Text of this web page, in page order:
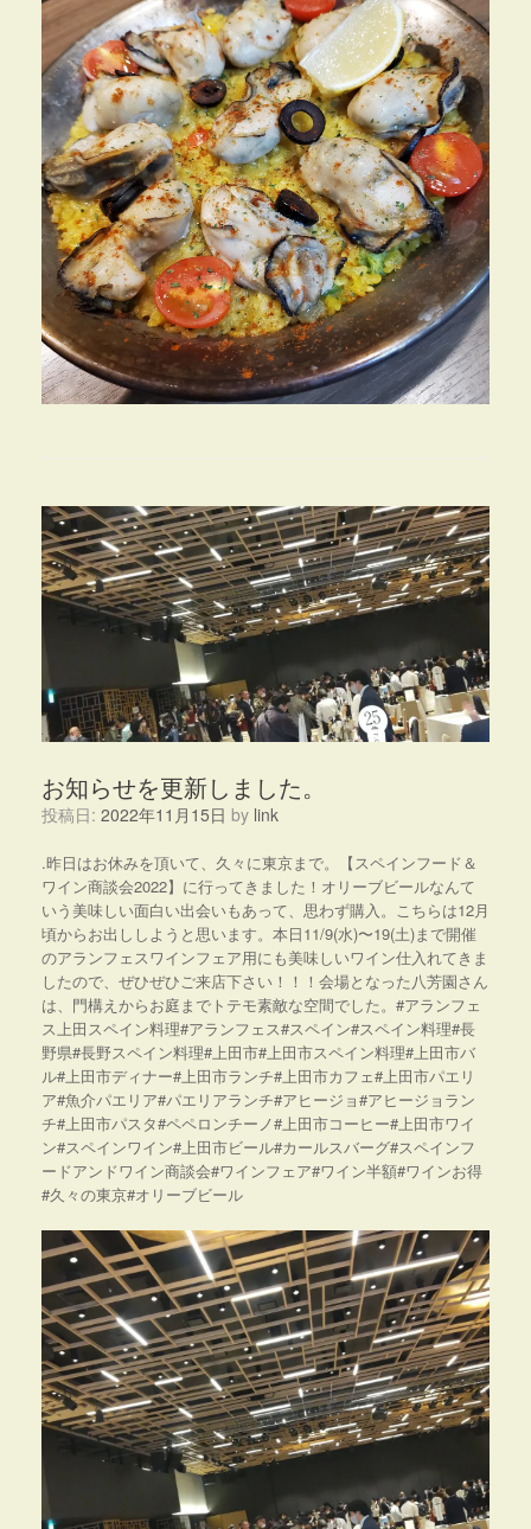
お知らせを更新しました。
投稿日: 2022年11月15日 by link
.昨日はお休みを頂いて、久々に東京まで。【スペインフード＆
ワイン商談会2022】に行ってきました！オリーブビールなんて
いう美味しい面白い出会いもあって、思わず購入。こちらは12月
頃からお出ししようと思います。本日11/9(水)〜19(土)まで開催
のアランフェスワインフェア用にも美味しいワイン仕入れてきま
したので、ぜひぜひご来店下さい！！！会場となった八芳園さん
は、門構えからお庭までトテモ素敵な空間でした。#アランフェ
ス上田スペイン料理#アランフェス#スペイン#スペイン料理#長
野県#長野スペイン料理#上田市#上田市スペイン料理#上田市バ
ル#上田市ディナー#上田市ランチ#上田市カフェ#上田市パエリ
ア#魚介パエリア#パエリアランチ#アヒージョ#アヒージョラン
チ#上田市パスタ#ペペロンチーノ#上田市コーヒー#上田市ワイ
ン#スペインワイン#上田市ビール#カールスバーグ#スペインフ
ードアンドワイン商談会#ワインフェア#ワイン半額#ワインお得
#久々の東京#オリーブビール